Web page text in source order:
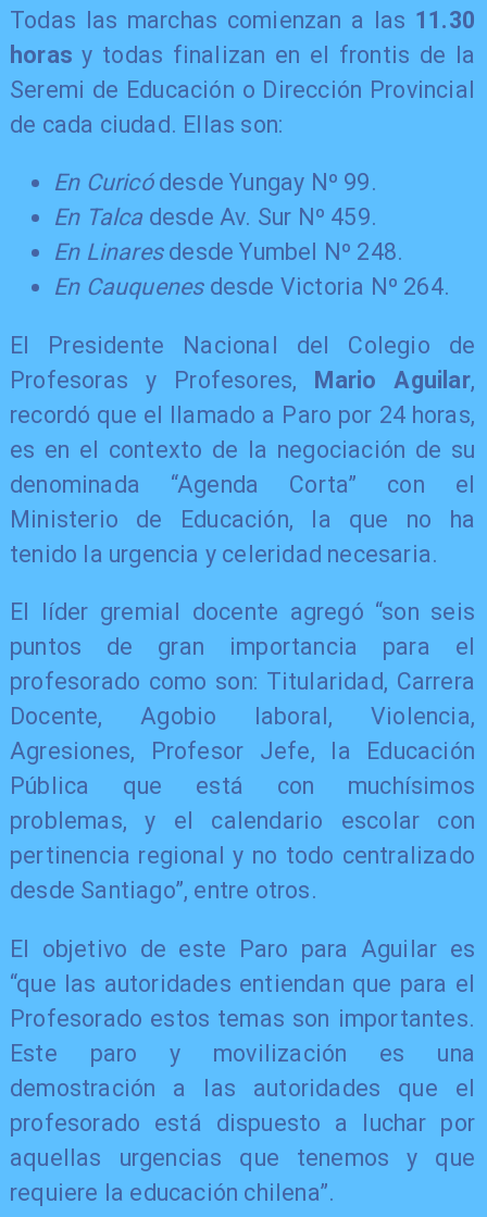
Todas las marchas comienzan a las 11.30
horas y todas finalizan en el frontis de la
Seremi de Educación o Dirección Provincial
de cada ciudad. Ellas son:
En Curicódesde Yungay Nº 99.
En Talca desde Av. Sur Nº 459.
En Linaresdesde Yumbel Nº 248.
En Cauquenesdesde Victoria Nº 264.
El Presidente Nacional del Colegio de
Profesoras y Profesores, Mario Aguilar,
recordó que el llamado a Paro por 24 horas,
es en el contexto de la negociación de su
denominada “Agenda Corta” con el
Ministerio de Educación, la que no ha
tenido la urgencia y celeridad necesaria.
El líder gremial docente agregó “son seis
puntos de gran importancia para el
profesorado como son: Titularidad, Carrera
Docente, Agobio laboral, Violencia,
Agresiones, Profesor Jefe, la Educación
Pública que está con muchísimos
problemas, y el calendario escolar con
pertinencia regional y no todo centralizado
desde Santiago”, entre otros.
El objetivo de este Paro para Aguilar es
“que las autoridades entiendan que para el
Profesorado estos temas son importantes.
Este paro y movilización es una
demostración a las autoridades que el
profesorado está dispuesto a luchar por
aquellas urgencias que tenemos y que
requiere la educación chilena”.